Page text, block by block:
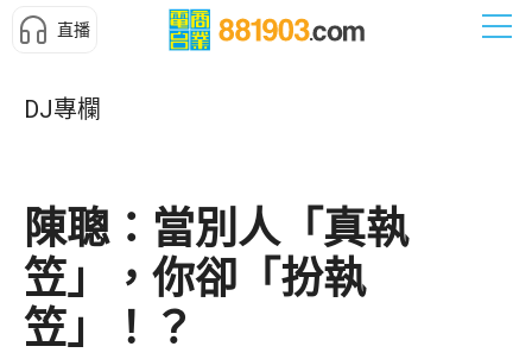
直播
DJ專欄
陳聰：當別人「真執
笠」，你卻「扮執
笠」！？